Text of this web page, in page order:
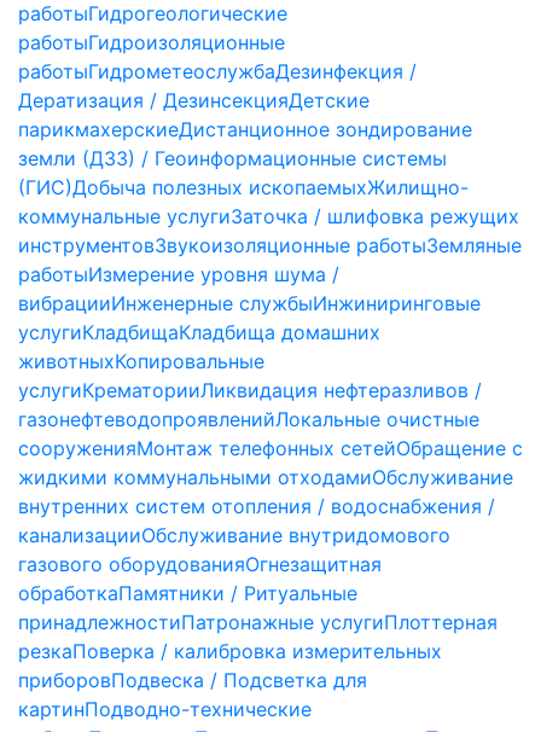
работыГидрогеологические
работыГидроизоляционные
работыГидрометеослужбаДезинфекция /
Дератизация / ДезинсекцияДетские
парикмахерскиеДистанционное зондирование
земли (ДЗЗ) / Геоинформационные системы
(ГИС)Добыча полезных ископаемыхЖилищно-
коммунальные услугиЗаточка / шлифовка режущих
инструментовЗвукоизоляционные работыЗемляные
работыИзмерение уровня шума /
вибрацииИнженерные службыИнжиниринговые
услугиКладбищаКладбища домашних
животныхКопировальные
услугиКрематорииЛиквидация нефтеразливов /
газонефтеводопроявленийЛокальные очистные
сооруженияМонтаж телефонных сетейОбращение с
жидкими коммунальными отходамиОбслуживание
внутренних систем отопления / водоснабжения /
канализацииОбслуживание внутридомового
газового оборудованияОгнезащитная
обработкаПамятники / Ритуальные
принадлежностиПатронажные услугиПлоттерная
резкаПоверка / калибровка измерительных
приборовПодвеска / Подсветка для
картинПодводно-технические